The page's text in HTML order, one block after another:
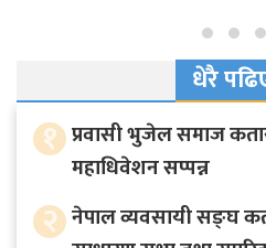
धेरै
१ प्रवासी भुजेल समाज
महाधिवेशन सप्पन्न
२ नेपाल व्यवसायी सङ्घ